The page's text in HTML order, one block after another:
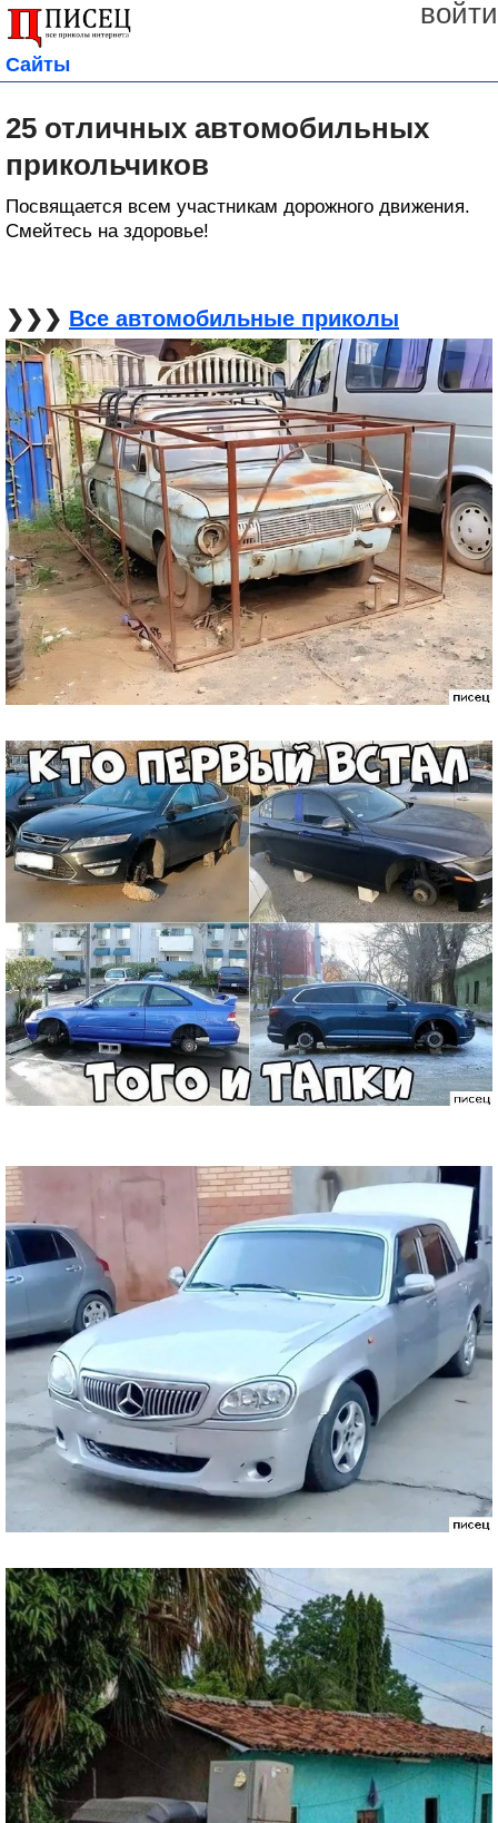
войти
Сайты
25 отличных автомобильных
прикольчиков
Посвящается всем участникам дорожного движения.
Смейтесь на здоровье!
❯❯❯ Все автомобильные приколы